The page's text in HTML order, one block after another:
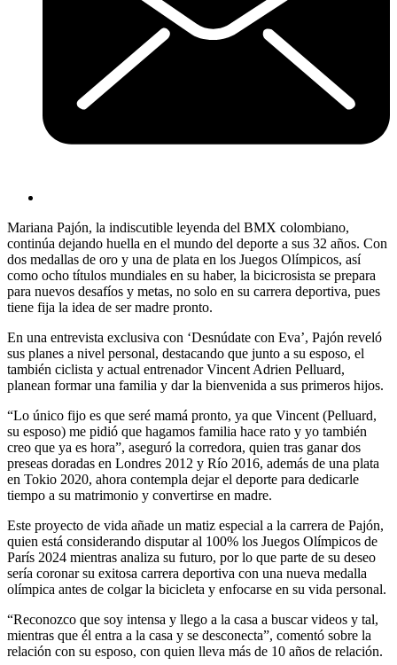
Mariana Pajón, la indiscutible leyenda del BMX colombiano,
continúa dejando huella en el mundo del deporte a sus 32 años. Con
dos medallas de oro y una de plata en los Juegos Olímpicos, así
como ocho títulos mundiales en su haber, la bicicrosista se prepara
para nuevos desafíos y metas, no solo en su carrera deportiva, pues
tiene fija la idea de ser madre pronto.
En una entrevista exclusiva con ‘Desnúdate con Eva’, Pajón reveló
sus planes a nivel personal, destacando que junto a su esposo, el
también ciclista y actual entrenador Vincent Adrien Pelluard,
planean formar una familia y dar la bienvenida a sus primeros hijos.
“Lo único fijo es que seré mamá pronto, ya que Vincent (Pelluard,
su esposo) me pidió que hagamos familia hace rato y yo también
creo que ya es hora”, aseguró la corredora, quien tras ganar dos
preseas doradas en Londres 2012 y Río 2016, además de una plata
en Tokio 2020, ahora contempla dejar el deporte para dedicarle
tiempo a su matrimonio y convertirse en madre.
Este proyecto de vida añade un matiz especial a la carrera de Pajón,
quien está considerando disputar al 100% los Juegos Olímpicos de
París 2024 mientras analiza su futuro, por lo que parte de su deseo
sería coronar su exitosa carrera deportiva con una nueva medalla
olímpica antes de colgar la bicicleta y enfocarse en su vida personal.
“Reconozco que soy intensa y llego a la casa a buscar videos y tal,
mientras que él entra a la casa y se desconecta”, comentó sobre la
relación con su esposo, con quien lleva más de 10 años de relación.